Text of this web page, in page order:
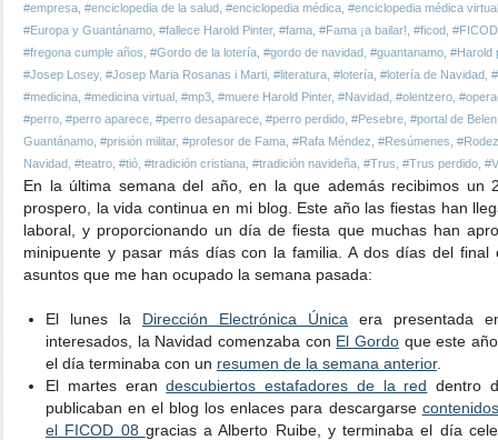
#empresa #enciclopedia de la salud #enciclopedia médica #enciclopedia médica virtual
#Europa y Guantánamo #fallece Harold Pinter, #fama #Fama ¡a bailar! #ficod
#fregona cumple años #Gordo de la lotería #gordo de navidad #guantanamo #Harold
#Josep Losey, #Josep Maria Rosanas i Marti #literatura #lotería #lotería de Navidad
#medicina #medicina virtual #mp3 #muere Harold Pinter, #Navidad #olentzero
#perro #perro aparece #perro desaparece #perro perdido #Pesebre #portal de Belen
Guantánamo #prisión militar, #profesor de Fama #Rafa Méndez #Resúmenes #Rodez
Navidad #teatro #tió #tradición cristiana #tradición navideña #Trus #Trus perdido
En la última semana del año, en la que además recibimos un
prospero, la vida continua en mi blog. Este año las fiestas han
laboral, y proporcionando un día de fiesta que muchas han
minipuente y pasar más días con la familia. A dos días del
asuntos que me han ocupado la semana pasada:
El lunes la Dirección Electrónica Única era presentada
interesados, la Navidad comenzaba con El Gordo que este
el día terminaba con un resumen de la semana anterior.
El martes erandescubiertos estafadores de la red dentro
publicaban en el blog los enlaces para descargarse
el FICOD 08 gracias a Alberto Ruibe, y terminaba el día